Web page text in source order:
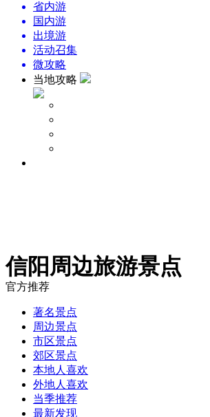
省内游
国内游
出境游
活动召集
微攻略
当地攻略
信阳周边旅游景点
官方推荐
著名景点
周边景点
市区景点
郊区景点
本地人喜欢
外地人喜欢
当季推荐
最新发现